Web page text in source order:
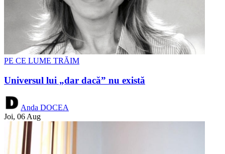
PE CE LUME TRĂIM
Universul lui „dar dacă” nu există
Anda DOCEA
Joi, 06 Aug